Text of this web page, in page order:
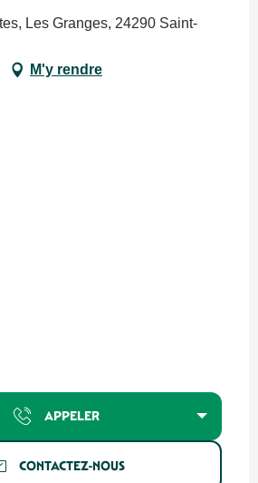
Les Granges, 24290 Saint-
M'y rendre
APPELER
CONTACTEZ-NOUS